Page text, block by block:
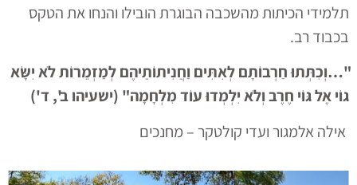
תלמידי הכיתות מהשכבה הבוגרת הובילו והנחו את הטקס
בכבוד רב.
"…וְכִתְּתוּ חַרְבוֹתָם לְאִתִּים וַחֲנִיתוֹתֵיהֶם לְמַזְמֵרוֹת לֹא יִשָּׂא
גוֹי אֶל גּוֹי חֶרֶב וְלֹא יִלְמְדוּ עוֹד מִלְחָמָה" (ישעיהו ב', ד')
אילה אלמגור ועדי קולטקר – מחנכים